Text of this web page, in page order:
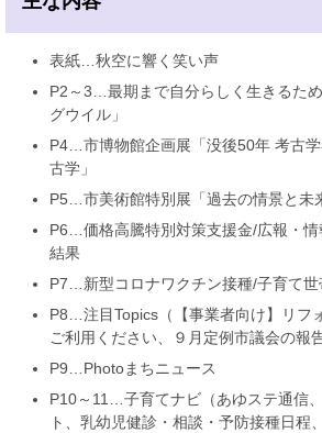
表紙…秋空に響く笑い声
P2～3…最期まで自分らしく生きるた
グウイル」
P4…市博物館企画展「没後50年 考古
古学」
P5…市美術館特別展「過去の情景と未
P6…価格高騰特別対策支援金/広報・
結果
P7…新型コロナワクチン接種/子育て
P8…注目Topics（【事業者向け】リフ
ご利用ください、９月定例市議会の報告
P9…Photoまちニュース
P10～11…子育てナビ（あゆステ通信
ト、乳幼児健診・相談・予防接種日程